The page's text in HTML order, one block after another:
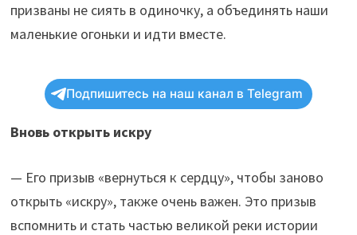
призваны не сиять в одиночку, а объединять наши
маленькие огоньки и идти вместе.
Подпишитесь на наш канал в Telegram
Вновь открыть искру
— Его призыв «вернуться к сердцу», чтобы заново
открыть «искру», также очень важен. Это призыв
вспомнить и стать частью великой реки истории